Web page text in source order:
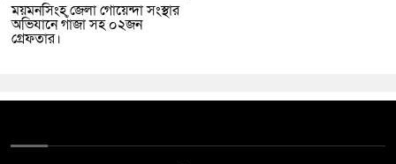
ময়মনসিংহ জেলা গোয়েন্দা সংস্থার
অভিযানে গাঁজা সহ ০২জন
গ্রেফতার।